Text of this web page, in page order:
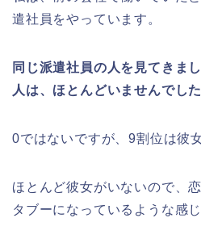
遣社員をやっています。
同じ派遣社員の人を見てきま
人は、ほとんどいませんでした
0ではないですが、9割位は彼
ほとんど彼女がいないので、
タブーになっているような感じ